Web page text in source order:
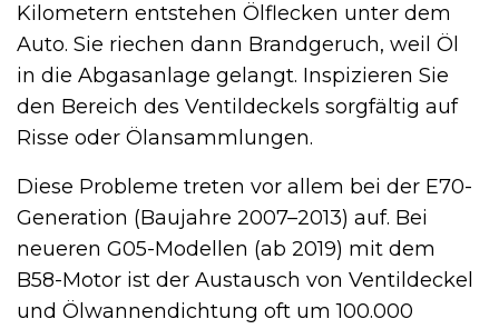
Kilometern entstehen Ölflecken unter dem
Auto. Sie riechen dann Brandgeruch, weil Öl
in die Abgasanlage gelangt. Inspizieren Sie
den Bereich des Ventildeckels sorgfältig auf
Risse oder Ölansammlungen.
Diese Probleme treten vor allem bei der E70-
Generation (Baujahre 2007–2013) auf. Bei
neueren G05-Modellen (ab 2019) mit dem
B58-Motor ist der Austausch von Ventildeckel
und Ölwannendichtung oft um 100.000